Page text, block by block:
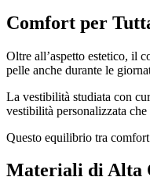
Comfort per
Oltre all’aspetto estetico, il
pelle anche durante le
La vestibilità studiata con
vestibilità personalizzata
Questo equilibrio tra comfort
Materiali di Alta